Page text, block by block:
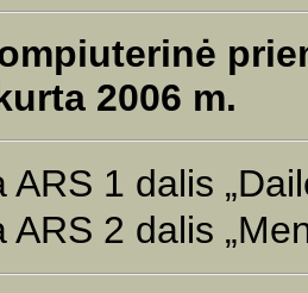
2006 m.
ARS 1 dalis
ARS 2 dalis